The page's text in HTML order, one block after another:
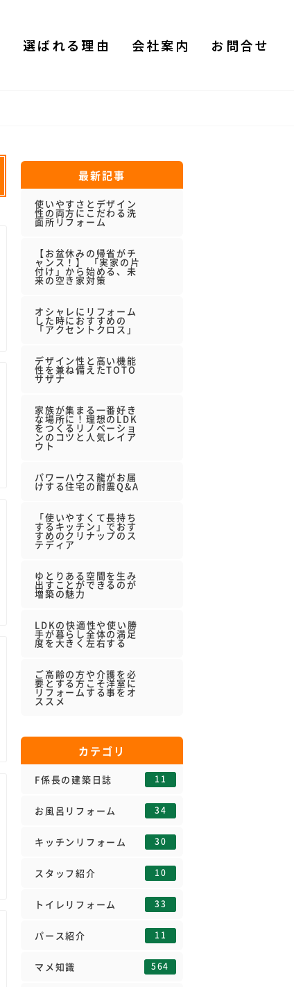
選ばれる理由 会社案内 お問合せ
最新記事
使いやすさとデザイン
性の両方にこだわる洗
面所リフォーム
【お盆休みの帰省がチ
ャンス！】 「実家の片
付け」から始める、未
来の空き家対策
オシャレにリフォーム
した時におすすめの
「アクセントクロス」
デザイン性と高い機能
性を兼ね備えたTOTO
サザナ
家族が集まる一番好き
な場所に！理想のLDK
をつくるリノベーショ
ンのコツと人気レイア
ウト
パワーハウス龍がお届
けする住宅の耐震Q&A
「使いやすくて長持ち
するキッチン」でおす
すめのクリナップのス
テディア
ゆとりある空間を生み
出すことができるのが
増築の魅力
LDKの快適性や使い勝
手が暮らし全体の満足
度を大きく左右する
ご高齢の方や介護を必
要とする方こそ洋室に
リフォームする事をオ
ススメ
カテゴリ
F係長の建築日誌 11
お風呂リフォーム 34
キッチンリフォーム 30
スタッフ紹介 10
トイレリフォーム 33
パース紹介 11
マメ知識 564